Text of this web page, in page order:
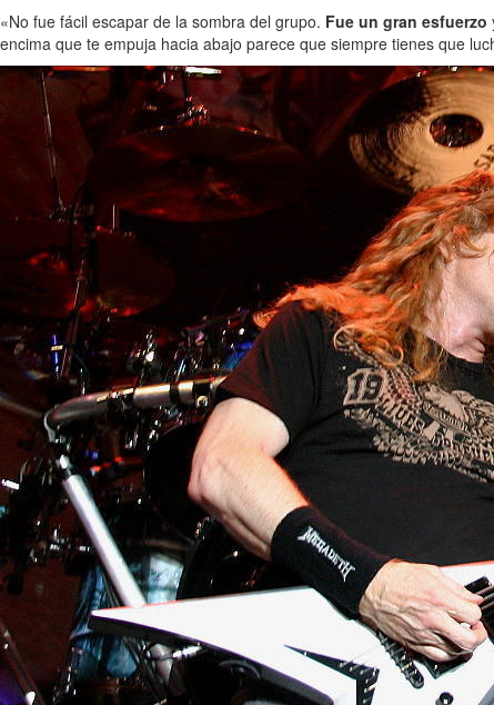
«No fue fácil escapar de la sombra del grupo. Fue un gran esfuerzo
encima que te empuja hacia abajo parece que siempre tienes que